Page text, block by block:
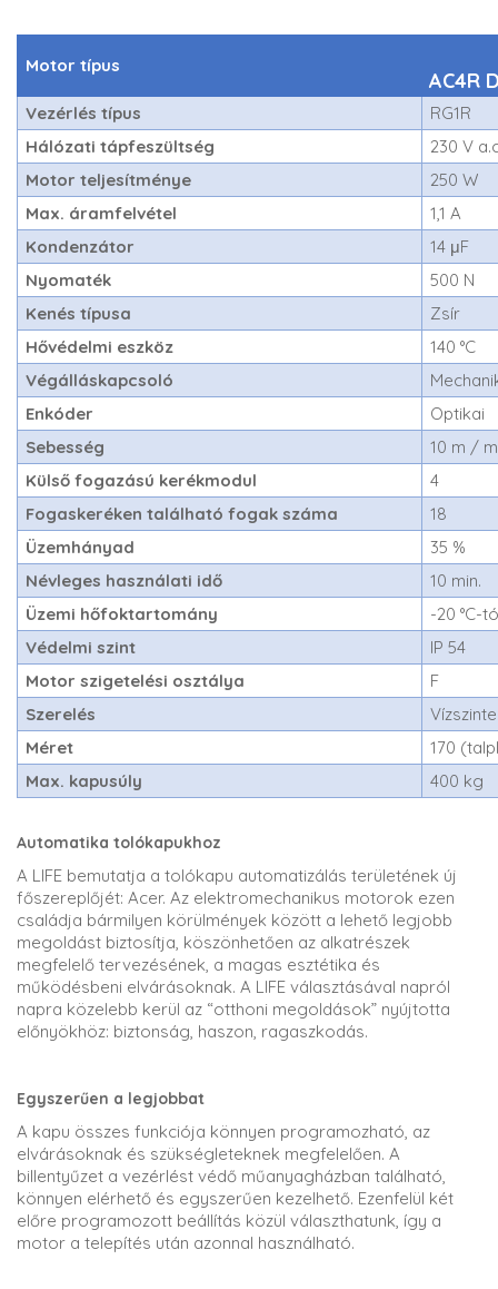
Motor típus
AC4R
Vezérlés típus
RG1R
Hálózati tápfeszültség
230 V
Motor teljesítménye
250 W
Max. áramfelvétel
1,1 A
Kondenzátor
14 μF
Nyomaték
500 N
Kenés típusa
Zsír
Hővédelmi eszköz
140 °C
Végálláskapcsoló
Enkóder
Optikai
Sebesség
10 m /
Külső fogazású kerékmodul
4
Fogaskeréken található fogak száma
18
Üzemhányad
35 %
Névleges használati idő
10 min.
Üzemi hőfoktartomány
-20 °C-
Védelmi szint
IP 54
Motor szigetelési osztálya
F
Szerelés
Méret
170
Max. kapusúly
400 kg
Automatika tolókapukhoz
A LIFE bemutatja a tolókapu automatizálás területének új
főszereplőjét: Acer. Az elektromechanikus motorok ezen
családja bármilyen körülmények között a lehető legjobb
megoldást biztosítja, köszönhetően az alkatrészek
megfelelő tervezésének, a magas esztétika és
működésbeni elvárásoknak. A LIFE választásával napról
napra közelebb kerül az “otthoni megoldások” nyújtotta
előnyökhöz: biztonság, haszon, ragaszkodás.
Egyszerűen a legjobbat
A kapu összes funkciója könnyen programozható, az
elvárásoknak és szükségleteknek megfelelően. A
billentyűzet a vezérlést védő műanyagházban található,
könnyen elérhető és egyszerűen kezelhető. Ezenfelül két
előre programozott beállítás közül választhatunk, így a
motor a telepítés után azonnal használható.